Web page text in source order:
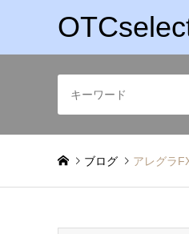
ブログ アレグラ